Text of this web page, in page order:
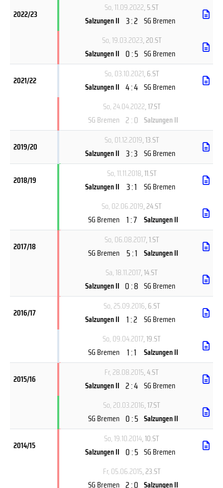
2022/23
So, 11.09.2022, 5.ST
Salzungen II 3 : 2 SG Bremen
So, 19.03.2023, 20.ST
Salzungen II 0 : 5 SG Bremen
2021/22
So, 03.10.2021, 6.ST
Salzungen II 4 : 4 SG Bremen
So, 24.04.2022, 17.ST
SG Bremen 2 : 0 Salzungen II
2019/20
So, 01.12.2019, 13.ST
Salzungen II 3 : 3 SG Bremen
2018/19
So, 11.11.2018, 11.ST
Salzungen II 3 : 1 SG Bremen
So, 02.06.2019, 24.ST
SG Bremen 1 : 7 Salzungen II
2017/18
So, 06.08.2017, 1.ST
SG Bremen 5 : 1 Salzungen II
Sa, 18.11.2017, 14.ST
Salzungen II 0 : 8 SG Bremen
2016/17
So, 25.09.2016, 6.ST
Salzungen II 1 : 2 SG Bremen
So, 09.04.2017, 19.ST
SG Bremen 1 : 1 Salzungen II
2015/16
Fr, 28.08.2015, 4.ST
Salzungen II 2 : 4 SG Bremen
So, 20.03.2016, 17.ST
SG Bremen 0 : 5 Salzungen II
2014/15
So, 19.10.2014, 10.ST
Salzungen II 0 : 5 SG Bremen
Fr, 05.06.2015, 23.ST
SG Bremen 2 : 0 Salzungen II